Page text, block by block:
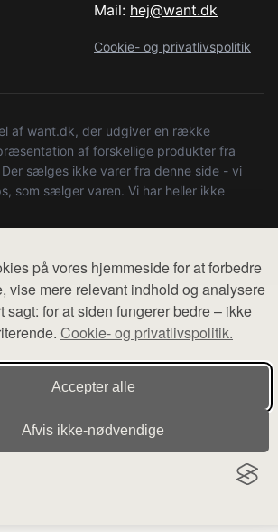
på vores hjemmeside for at forbedre
vise mere relevant indhold og analysere
sagt: for at siden fungerer bedre – ikke
Cookie- og privatlivspolitik.
Accepter alle
Afvis ikke‑nødvendige
Mail: hej@want.dk
Cookie- og privatlivspolitik
af want.dk, der udgiver en række
af forskellige produkter fra
sælges ikke varer fra denne side - vi
som sælger varen. Vi har heller ikke